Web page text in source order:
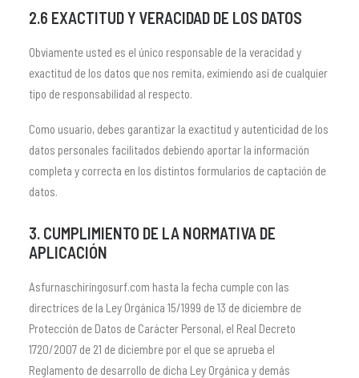
2.6 EXACTITUD Y VERACIDAD DE LOS DATOS
Obviamente usted es el único responsable de la veracidad y
exactitud de los datos que nos remita, eximiendo así de cualquier
tipo de responsabilidad al respecto.
Como usuario, debes garantizar la exactitud y autenticidad de los
datos personales facilitados debiendo aportar la información
completa y correcta en los distintos formularios de captación de
datos.
3. CUMPLIMIENTO DE LA NORMATIVA DE
APLICACIÓN
Asfurnaschiringosurf.com hasta la fecha cumple con las
directrices de la Ley Orgánica 15/1999 de 13 de diciembre de
Protección de Datos de Carácter Personal, el Real Decreto
1720/2007 de 21 de diciembre por el que se aprueba el
Reglamento de desarrollo de dicha Ley Orgánica y demás